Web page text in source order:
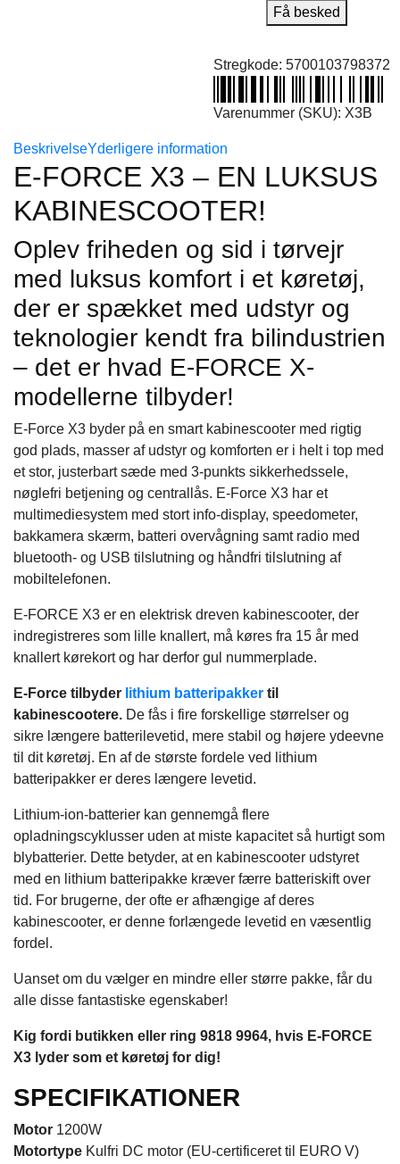
Få besked
Stregkode: 5700103798372
Varenummer (SKU): X3B
BeskrivelseYderligere information
E-FORCE X3 – EN LUKSUS
KABINESCOOTER!
Oplev friheden og sid i tørvejr
med luksus komfort i et køretøj,
der er spækket med udstyr og
teknologier kendt fra bilindustrien
– det er hvad E-FORCE X-
modellerne tilbyder!
E-Force X3 byder på en smart kabinescooter med rigtig
god plads, masser af udstyr og komforten er i helt i top med
et stor, justerbart sæde med 3-punkts sikkerhedssele,
nøglefri betjening og centrallås. E-Force X3 har et
multimediesystem med stort info-display, speedometer,
bakkamera skærm, batteri overvågning samt radio med
bluetooth- og USB tilslutning og håndfri tilslutning af
mobiltelefonen.
E-FORCE X3 er en elektrisk dreven kabinescooter, der
indregistreres som lille knallert, må køres fra 15 år med
knallert kørekort og har derfor gul nummerplade.
E-Force tilbyder lithium batteripakker til
kabinescootere. De fås i fire forskellige størrelser og
sikre længere batterilevetid, mere stabil og højere ydeevne
til dit køretøj. En af de største fordele ved lithium
batteripakker er deres længere levetid.
Lithium-ion-batterier kan gennemgå flere
opladningscyklusser uden at miste kapacitet så hurtigt som
blybatterier. Dette betyder, at en kabinescooter udstyret
med en lithium batteripakke kræver færre batteriskift over
tid. For brugerne, der ofte er afhængige af deres
kabinescooter, er denne forlængede levetid en væsentlig
fordel.
Uanset om du vælger en mindre eller større pakke, får du
alle disse fantastiske egenskaber!
Kig fordi butikken eller ring 9818 9964, hvis E-FORCE
X3 lyder som et køretøj for dig!
SPECIFIKATIONER
Motor 1200W
Motortype Kulfri DC motor (EU-certificeret til EURO V)